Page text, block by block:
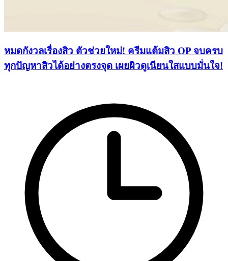
หมดกังวลเรื่องสิว ตัวช่วยใหม่! ครีมแต้มสิว OP จบครบ
ทุกปัญหาสิวได้อย่างตรงจุด เผยผิวดูเนียนใสแบบมั่นใจ!